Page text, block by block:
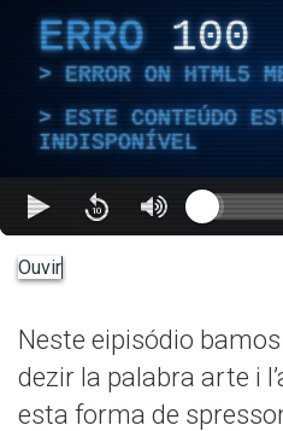
ERRO 100
ERROR ON HTML5
ESTE CONTEÚDO
INDISPONÍVEL
Ouvir
Neste eipisódio
dezir la palabra arte i
esta forma de